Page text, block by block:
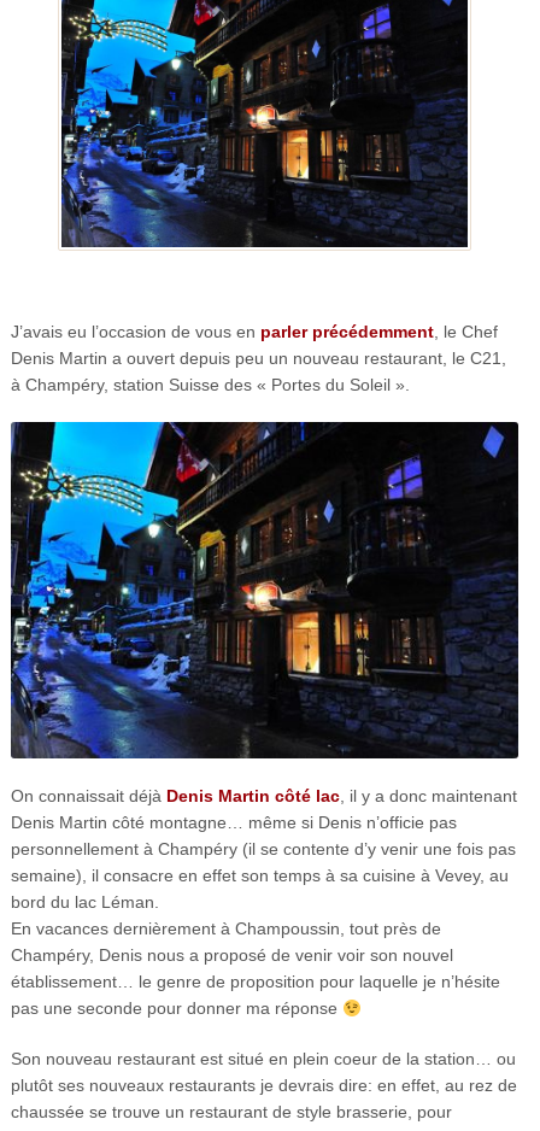
J’avais eu l’occasion de vous en parler précédemment, le Chef
Denis Martin a ouvert depuis peu un nouveau restaurant, le C21,
à Champéry, station Suisse des « Portes du Soleil ».
On connaissait déjà Denis Martin côté lac, il y a donc maintenant
Denis Martin côté montagne… même si Denis n’officie pas
personnellement à Champéry (il se contente d’y venir une fois pas
semaine), il consacre en effet son temps à sa cuisine à Vevey, au
bord du lac Léman.
En vacances dernièrement à Champoussin, tout près de
Champéry, Denis nous a proposé de venir voir son nouvel
établissement… le genre de proposition pour laquelle je n’hésite
pas une seconde pour donner ma réponse
Son nouveau restaurant est situé en plein coeur de la station… ou
plutôt ses nouveaux restaurants je devrais dire: en effet, au rez de
chaussée se trouve un restaurant de style brasserie, pour